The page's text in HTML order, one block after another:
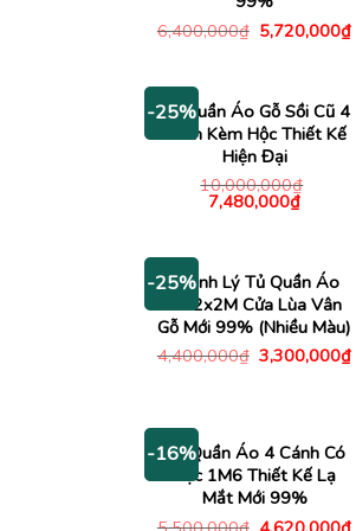
6,400,000₫ Giá
gốc
5,720,000₫
-25%
Tủ Quần Áo Gỗ Sồi Cũ 4
Cánh Kèm Hộc Thiết Kế
Hiện Đại
10,000,000₫
Giá
gốc
7,480,000₫Giá
-25%
Thanh Lý Tủ Quần Áo
1M2x2M Cửa Lùa Vân
Gỗ Mới 99% (Nhiều Màu)
4,400,000₫ Giá
gốc
3,300,000₫
-16%
Tủ Quần Áo 4 Cánh Có
Hộc 1M6 Thiết Kế Lạ
Mắt Mới 99%
Giá